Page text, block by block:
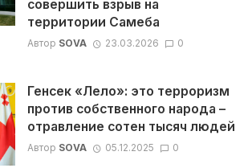
совершить взрыв на
территории Самеба
Автор SOVA 23.03.2026 0
Генсек «Лело»: это терроризм
против собственного народа –
отравление сотен тысяч людей
Автор SOVA 05.12.2025 0